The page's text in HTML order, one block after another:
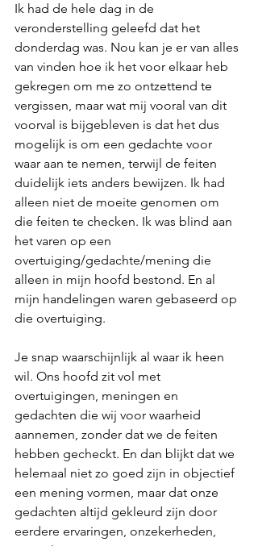
Ik had de hele dag in de
veronderstelling geleefd dat het
donderdag was. Nou kan je er van alles
van vinden hoe ik het voor elkaar heb
gekregen om me zo ontzettend te
vergissen, maar wat mij vooral van dit
voorval is bijgebleven is dat het dus
mogelijk is om een gedachte voor
waar aan te nemen, terwijl de feiten
duidelijk iets anders bewijzen. Ik had
alleen niet de moeite genomen om
die feiten te checken. Ik was blind aan
het varen op een
overtuiging/gedachte/mening die
alleen in mijn hoofd bestond. En al
mijn handelingen waren gebaseerd op
die overtuiging.
Je snap waarschijnlijk al waar ik heen
wil. Ons hoofd zit vol met
overtuigingen, meningen en
gedachten die wij voor waarheid
aannemen, zonder dat we de feiten
hebben gecheckt. En dan blijkt dat we
helemaal niet zo goed zijn in objectief
een mening vormen, maar dat onze
gedachten altijd gekleurd zijn door
eerdere ervaringen, onzekerheden,